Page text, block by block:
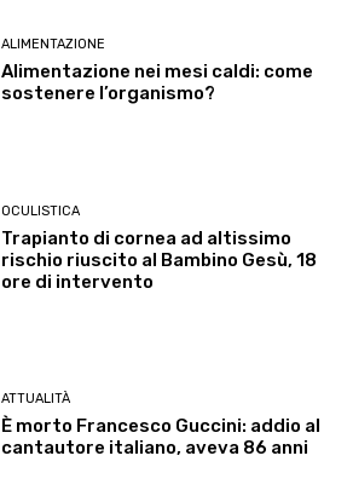
ALIMENTAZIONE
Alimentazione nei mesi caldi: come
sostenere l’organismo?
OCULISTICA
Trapianto di cornea ad altissimo
rischio riuscito al Bambino Gesù, 18
ore di intervento
ATTUALITÀ
È morto Francesco Guccini: addio al
cantautore italiano, aveva 86 anni